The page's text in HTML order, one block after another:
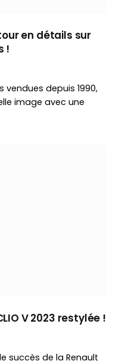
en détails sur
!
vendues depuis 1990,
image avec une
V 2023 restylée !
succès de la Renault